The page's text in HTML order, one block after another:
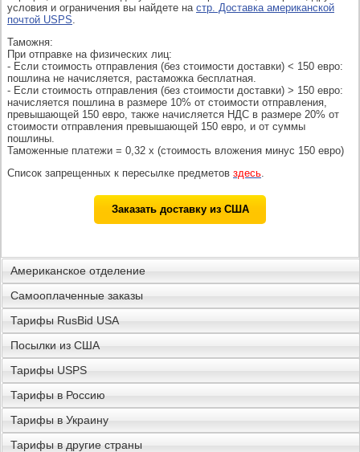
условия и ограничения вы найдете на стр. Доставка американской
почтой USPS.
Таможня:
При отправке на физических лиц:
- Если стоимость отправления (без стоимости доставки) < 150 евро:
пошлина не начисляется, растаможка бесплатная.
- Если стоимость отправления (без стоимости доставки) > 150 евро:
начисляется пошлина в размере 10% от стоимости отправления,
превышающей 150 евро, также начисляется НДС в размере 20% от
стоимости отправления превышающей 150 евро, и от суммы
пошлины.
Таможенные платежи = 0,32 х (стоимость вложения минус 150 евро)
Список запрещенных к пересылке предметов здесь.
Заказать доставку из США
Американское отделение
Самооплаченные заказы
Тарифы RusBid USA
Посылки из США
Тарифы USPS
Тарифы в Россию
Тарифы в Украину
Тарифы в другие страны